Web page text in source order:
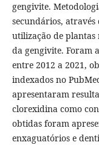
gengivite.
secundários,
utilização de
da gengivite. Foram
entre 2012 a 2021,
indexados no
apresentaram
clorexidina como
obtidas foram
enxaguatórios e